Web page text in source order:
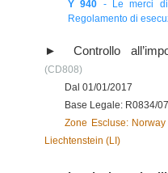
Y 940 - Le merci
Regolamento di
Controllo
(CD808)
Dal 01/01/2017
Base Legale: R0834/07
Zone Escluse:
Liechtenstein (LI)